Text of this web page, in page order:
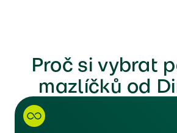
Proč si vybrat
mazlíčků od